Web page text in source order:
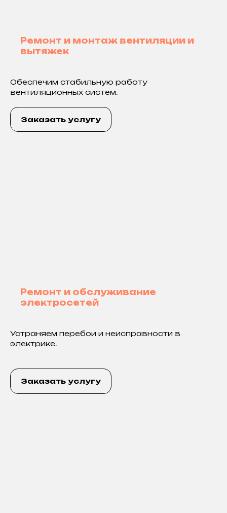
Ремонт и монтаж вентиляции и
вытяжек
Обеспечим стабильную работу
вентиляционных систем.
Заказать услугу
Ремонт и обслуживание
электросетей
Устраняем перебои и неисправности в
электрике.
Заказать услугу